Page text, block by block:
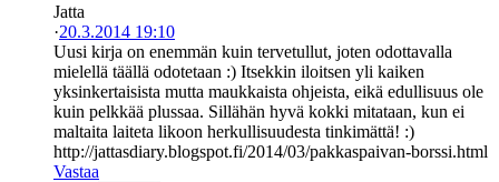
Jatta
·20.3.2014 19:10
Uusi kirja on enemmän kuin tervetullut, joten odottavalla
mielellä täällä odotetaan :) Itsekkin iloitsen yli kaiken
yksinkertaisista mutta maukkaista ohjeista, eikä edullisuus ole
kuin pelkkää plussaa. Sillähän hyvä kokki mitataan, kun ei
maltaita laiteta likoon herkullisuudesta tinkimättä! :)
http://jattasdiary.blogspot.fi/2014/03/pakkaspaivan-borssi.html
Vastaa